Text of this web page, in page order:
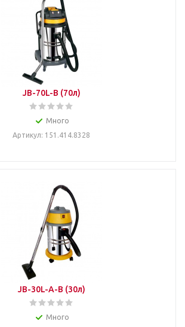
JB-70L-B (70л)
Много
Артикул: 151.414.8328
JB-30L-A-B (30л)
Много